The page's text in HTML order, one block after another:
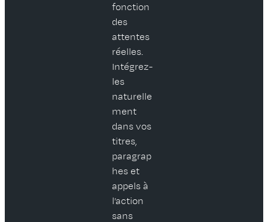
fonction
des
attentes
réelles.
Intégrez-
les
naturelle
ment
dans vos
titres,
paragrap
hes et
appels à
l’action
sans